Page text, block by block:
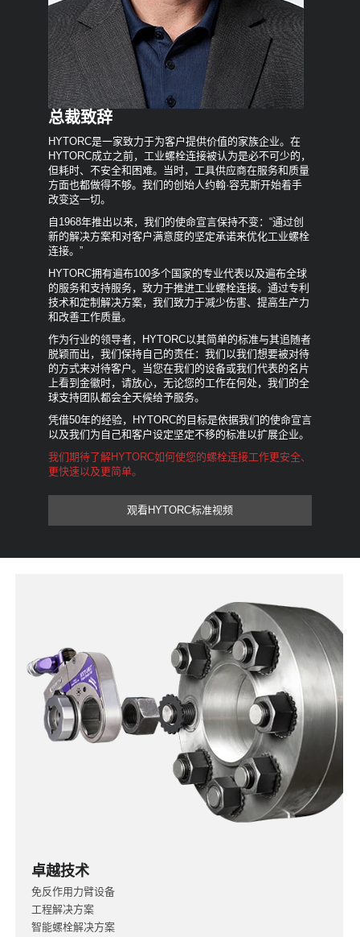
总裁致辞
HYTORC是一家致力于为客户提供价值的家族企业。在
HYTORC成立之前，工业螺栓连接被认为是必不可少的，
但耗时、不安全和困难。当时，工具供应商在服务和质量
方面也都做得不够。我们的创始人约翰·容克斯开始着手
改变这一切。
自1968年推出以来，我们的使命宣言保持不变：“通过创
新的解决方案和对客户满意度的坚定承诺来优化工业螺栓
连接。”
HYTORC拥有遍布100多个国家的专业代表以及遍布全球
的服务和支持服务，致力于推进工业螺栓连接。通过专利
技术和定制解决方案，我们致力于减少伤害、提高生产力
和改善工作质量。
作为行业的领导者，HYTORC以其简单的标准与其追随者
脱颖而出，我们保持自己的责任：我们以我们想要被对待
的方式来对待客户。当您在我们的设备或我们代表的名片
上看到金徽时，请放心，无论您的工作在何处，我们的全
球支持团队都会全天候给予服务。
凭借50年的经验，HYTORC的目标是依据我们的使命宣言
以及我们为自己和客户设定坚定不移的标准以扩展企业。
我们期待了解HYTORC如何使您的螺栓连接工作更安全、
更快速以及更简单。
观看HYTORC标准视频
卓越技术
免反作用力臂设备
工程解决方案
智能螺栓解决方案